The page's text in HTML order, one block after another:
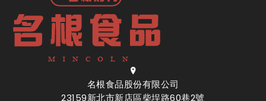
名根食品股份有限公司
23159新北市新店區柴埕路60巷2號